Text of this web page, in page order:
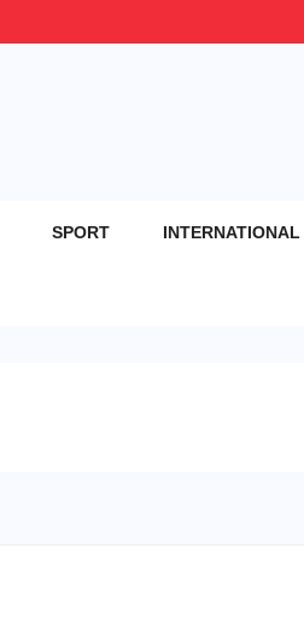
SPORT INTERNATIONAL